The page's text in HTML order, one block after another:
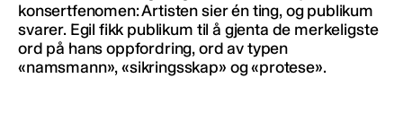
konsertfenomen: Artisten sier én ting, og publikum
svarer. Egil fikk publikum til å gjenta de merkeligste
ord på hans oppfordring, ord av typen
«namsmann», «sikringsskap» og «protese».